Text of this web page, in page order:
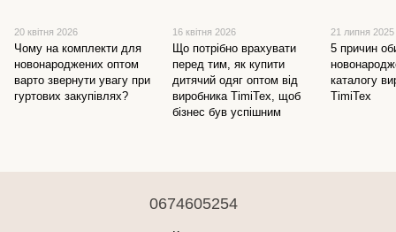
20 квітня 2026
Чому на комплекти для
новонароджених оптом
варто звернути увагу при
гуртових закупівлях?
16 квітня 2026
Що потрібно врахувати
перед тим, як купити
дитячий одяг оптом від
виробника TimiTex, щоб
бізнес був успішним
21 липня 2025
5 причин
каталогу
TimiTex
0674605254